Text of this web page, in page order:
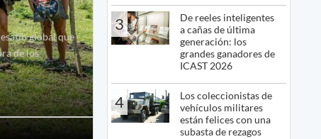
global que
de los
3
De reeles inteligentes
a cañas de última
generación: los
grandes ganadores de
ICAST 2026
4
Los coleccionistas de
vehículos militares
están felices con una
subasta de rezagos